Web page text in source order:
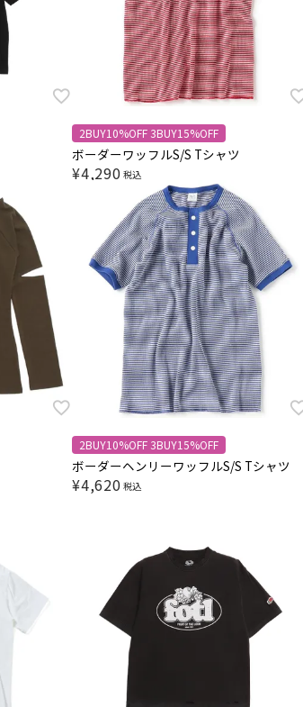
2BUY10%OFF 3BUY15%OFF
ボーダーワッフルS/S Tシャツ
¥4,290 税込
2BUY10%OFF 3BUY15%OFF
ボーダーヘンリーワッフルS/S Tシャツ
¥4,620 税込